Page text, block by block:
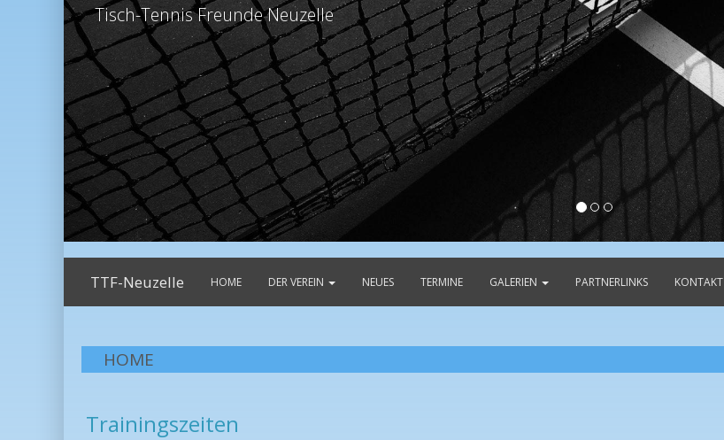
Tisch-Tennis Freunde Neuzelle
TTF-Neuzelle HOME DER VEREIN NEUES TERMINE GALERIEN PARTNERLINKS KONTAKT
HOME
Trainingszeiten